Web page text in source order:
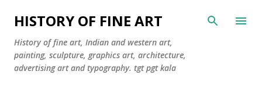
सीधे मुख्य सामग्री पर जाएं
HISTORY OF FINE ART
History of fine art, Indian and western art,
painting, sculpture, graphics art, architecture,
advertising art and typography. tgt pgt kala